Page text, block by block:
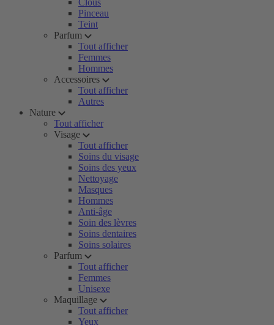
Clous
Pinceau
Teint
Parfum
Tout afficher
Femmes
Hommes
Accessoires
Tout afficher
Autres
Nature
Tout afficher
Visage
Tout afficher
Soins du visage
Soins des yeux
Nettoyage
Masques
Hommes
Anti-âge
Soin des lèvres
Soins dentaires
Soins solaires
Parfum
Tout afficher
Femmes
Unisexe
Maquillage
Tout afficher
Yeux